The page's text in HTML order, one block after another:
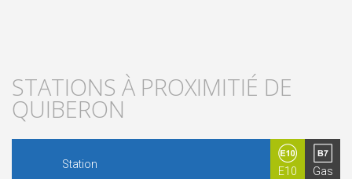
STATIONS À PROXIMITIÉ DE
QUIBERON
Station
E10 Gas